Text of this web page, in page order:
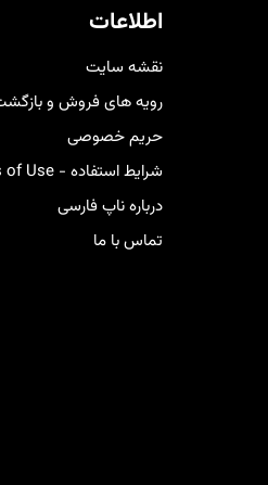
کنار شما خواهد بود.اطلاعات
نقشه سایت
رویه های فروش و
حریم خصوصی
شرایط استفاده - Terms of Use
درباره ناپ فارسی
تماس با ما